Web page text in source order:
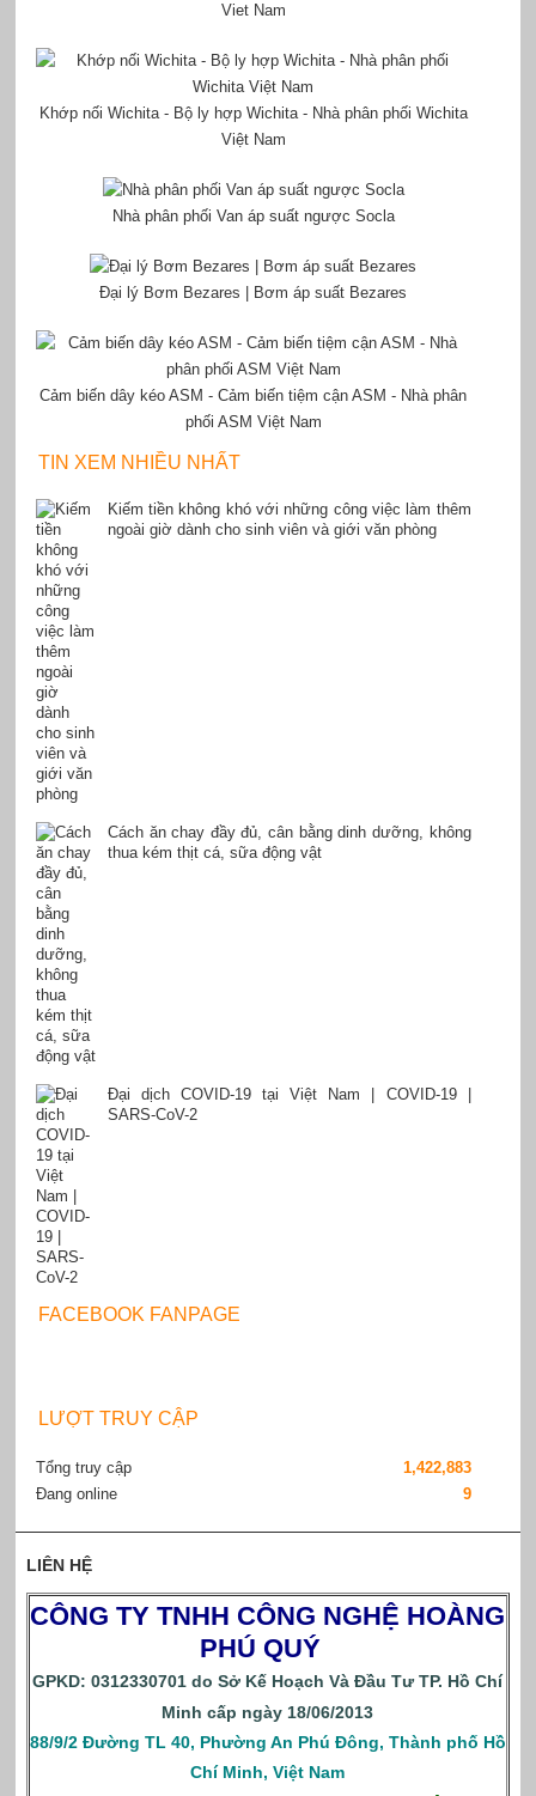
Viet Nam
Khớp nối Wichita - Bộ ly hợp Wichita - Nhà phân phối Wichita
Việt Nam
Nhà phân phối Van áp suất ngược Socla
Đại lý Bơm Bezares | Bơm áp suất Bezares
Cảm biến dây kéo ASM - Cảm biến tiệm cận ASM - Nhà phân
phối ASM Việt Nam
TIN XEM NHIỀU NHẤT
Kiếm tiền không khó với những công việc làm thêm
ngoài giờ dành cho sinh viên và giới văn phòng
Cách ăn chay đầy đủ, cân bằng dinh dưỡng, không
thua kém thịt cá, sữa động vật
Đại dịch COVID-19 tại Việt Nam | COVID-19 |
SARS-CoV-2
FACEBOOK FANPAGE
LƯỢT TRUY CẬP
Tổng truy cập
1,422,883
Đang online
9
LIÊN HỆ
CÔNG TY TNHH CÔNG NGHỆ HOÀNG
PHÚ QUÝ
GPKD: 0312330701 do Sở Kế Hoạch Và Đầu Tư TP. Hồ Chí
Minh cấp ngày 18/06/2013
88/9/2 Đường TL 40, Phường An Phú Đông, Thành phố Hồ
Chí Minh, Việt Nam